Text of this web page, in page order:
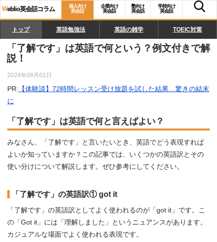
Weblio英会話コラム
個人向け
英会話
企業向け
英会話
塾向け
英会話
学校向け
英会話
トップ 英語勉強法 英語の雑学 TOEIC対策
「了解です」は英語で何という？例文付きで解
説！
2024年08月01日
PR: 【体験談】72時間レッスン受け放題を試した結果…驚きの結末
に
「了解です」は英語で何と言えばよい？
みなさん、「了解です」と言いたいとき、英語でどう表現すれば
よいか知っていますか？この記事では、いくつかの英語訳とその
使い分けについて解説します。ぜひ参考にしてください。
「了解です」の英語訳① got it
「了解です」の英語訳としてよく使われるのが「got it」です。こ
の「Got it」には「理解しました」というニュアンスがあります。
カジュアルな場面でよく使われる表現です。